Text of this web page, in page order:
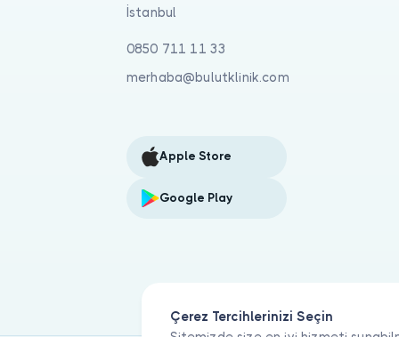
Çerez Tercihlerinizi Seçin
İstanbul
0850 711 11 33
merhaba@bulutklinik.com
Apple Store
Google Play